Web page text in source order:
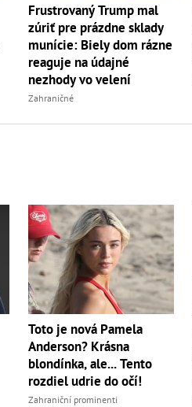
Frustrovaný Trump mal
zúriť pre prázdne sklady
munície: Biely dom rázne
reaguje na údajné
nezhody vo velení
Zahraničné
Toto je nová Pamela
Anderson? Krásna
blondínka, ale... Tento
rozdiel udrie do očí!
Zahraniční prominenti